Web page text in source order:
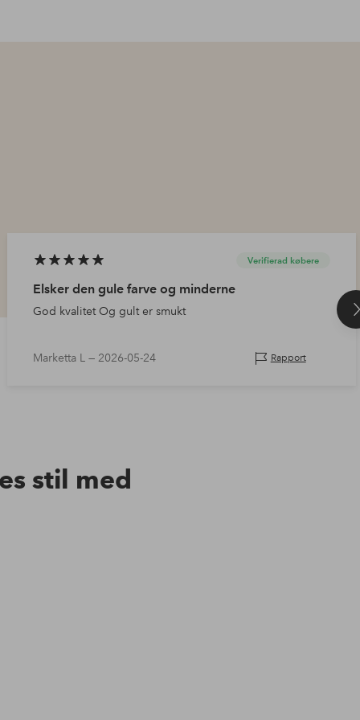
Verifierad købere
Elsker den gule farve og minderne
God kvalitet Og gult er smukt
Marketta L — 2026-05-24 Rapport
stil med